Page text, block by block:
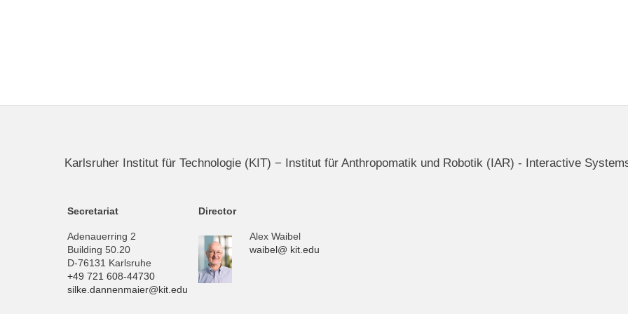
Karlsruher Institut für Technologie (KIT) − Institut für Anthropomatik und Robotik (IAR) - Interactive
Secretariat
Adenauerring 2
Building 50.20
D-76131 Karlsruhe
+49 721 608-44730
silke.dannenmaier@kit.edu
Director
Alex Waibel
waibel@ kit.edu